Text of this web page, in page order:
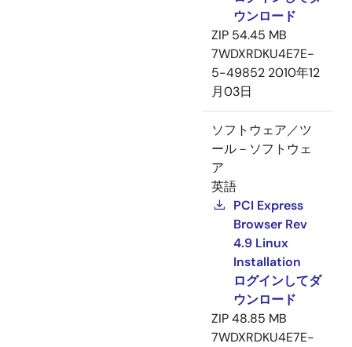
ウンロード
ZIP 54.45 MB
7WDXRDKU4E7E-
5-49852 2010年12
月03日
ソフトウェア／ツ
ール－ソフトウェ
ア
英語
PCI Express
Browser Rev
4.9 Linux
Installation
ログインしてダ
ウンロード
ZIP48.85 MB
7WDXRDKU4E7E-